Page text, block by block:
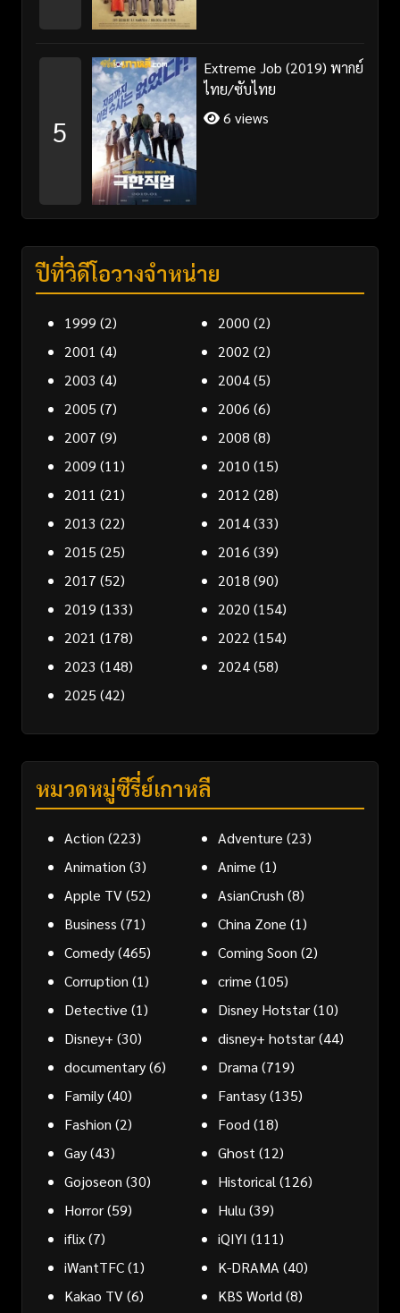
5
Extreme Job (2019) พากย์
ไทย/ซับไทย
6 views
ปีที่วิดีโอวางจำหน่าย
1999 (2) 2000 (2)
2001 (4) 2002 (2)
2003 (4) 2004(5)
2005 (7) 2006 (6)
2007 (9) 2008 (8)
2009 (11) 2010 (15)
2011 (21) 2012 (28)
2013 (22) 2014(33)
2015 (25) 2016 (39)
2017 (52) 2018 (90)
2019 (133) 2020 (154)
2021 (178) 2022 (154)
2023 (148) 2024(58)
2025 (42)
หมวดหมู่ซีรี่ย์เกาหลี
Action (223) Adventure (23)
Animation (3) Anime (1)
Apple TV(52) AsianCrush (8)
Business (71) China Zone (1)
Comedy(465) Coming Soon (2)
Corruption (1) crime (105)
Detective (1) Disney Hotstar(10)
Disney+ (30) disney+ hotstar(44)
documentary(6) Drama (719)
Family(40) Fantasy(135)
Fashion (2) Food (18)
Gay(43) Ghost (12)
Gojoseon (30) Historical (126)
Horror(59) Hulu (39)
iflix(7) iQIYI (111)
iWantTFC(1) K-DRAMA (40)
Kakao TV(6) KBS World (8)